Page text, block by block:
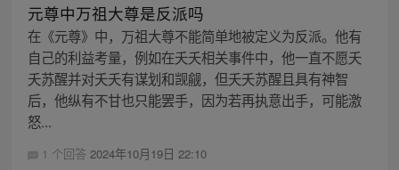
元尊中万祖大尊是反派吗
在《元尊》中，万祖大尊不能简单地被定义为反派。他有
自己的利益考量，例如在夭夭相关事件中，他一直不愿夭
夭苏醒并对夭夭有谋划和觊觎，但夭夭苏醒且具有神智
后，他纵有不甘也只能罢手，因为若再执意出手，可能激
怒...
1 个回答 2024年10月19日 22:10